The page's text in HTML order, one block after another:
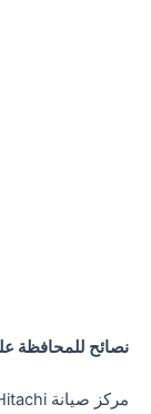
نصائح للمحافظة